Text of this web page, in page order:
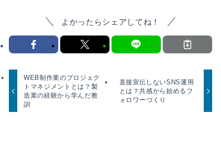
よかったらシェアしてね！
WEB制作業のプロジェク
トマネジメントとは？製
造業の経験から学んだ教
訓
直接宣伝しないSNS運用
とは？共感から始めるフ
ォロワーづくり